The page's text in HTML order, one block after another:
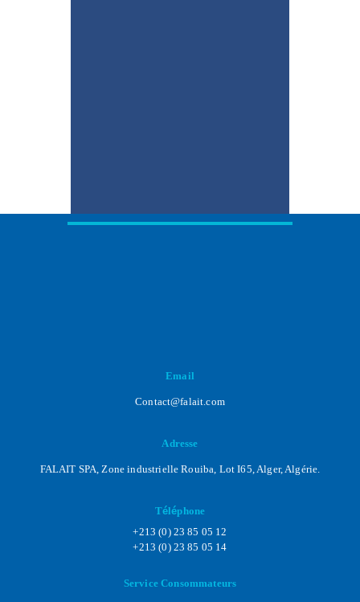
Email
Contact@falait.com
Adresse
FALAIT SPA, Zone industrielle Rouiba, Lot I65, Alger, Algérie.
Téléphone
+213 (0) 23 85 05 12
+213 (0) 23 85 05 14
ServiceConsommateurs